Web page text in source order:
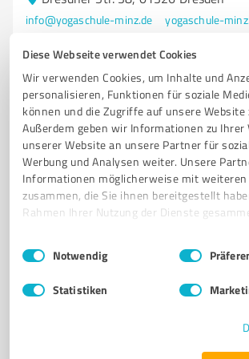
Diese Webseite verwendet Cookies
Wir verwenden Cookies, um Inhalte und
personalisieren, Funktionen für soziale
können und die Zugriffe auf unsere Website
Außerdem geben wir Informationen zu Ihrer
unserer Website an unsere Partner für
Werbung und Analysen weiter. Unsere
Informationen möglicherweise mit weiteren
zusammen, die Sie ihnen bereitgestellt
Rahmen Ihrer Nutzung der Dienste
Impressum Datenschutzbestimmungen
Einwilligungsauswahl
Notwendig
Statistiken
info@yogaschule-minz.de yogaschule-
5,00 / 5,00
3Bewertungen (1 Quelle)
4 Wellness
Andrea HV.
Ich helfe Menschen mit einer
SICHER IN DER SCHWANGERSCHAFT
andrea.heitmann-